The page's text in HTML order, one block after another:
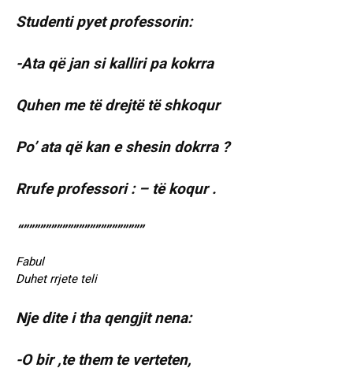
Studenti pyet professorin:
-Ata që jan si kalliri pa kokrra
Quhen me të drejtë të shkoqur
Po’ ata që kan e shesin dokrra ?
Rrufe professori : – të koqur .
“””””””””””””””””””””””
Fabul
Duhet rrjete teli
Nje dite i tha qengjit nena:
-O bir ,te them te verteten,